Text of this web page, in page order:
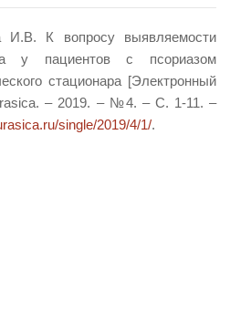
И.В. К вопросу выявляемости
у пациентов с псориазом
стационара [Электронный
– 2019. – №4. – С. 1-11. –
single/2019/4/1/.